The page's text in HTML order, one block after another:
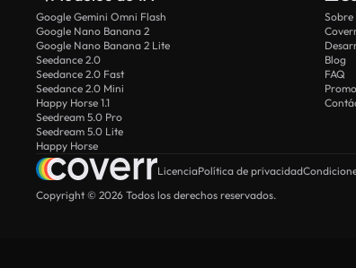
Google Gemini Omni Flash
Google Nano Banana 2
Google Nano Banana 2 Lite
Seedance 2.0
Seedance 2.0 Fast
Seedance 2.0 Mini
Happy Horse 1.1
Seedream 5.0 Pro
Seedream 5.0 Lite
Happy Horse
Blog
FAQ
LicenciaPolítica de privacidad
Copyright © 2026 Todos los derechos reservados.